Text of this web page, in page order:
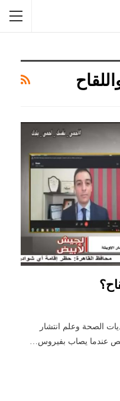
الصحة وعلم انتشار
عندما يصاب بفيروس…